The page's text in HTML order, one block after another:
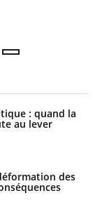
: quand la
au lever
des